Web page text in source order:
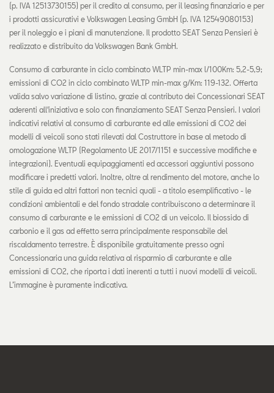
(p. IVA 12513730155) per il credito al consumo, per il leasing finanziario e per
i prodotti assicurativi e Volkswagen Leasing GmbH (p. IVA 12549080153)
per il noleggio e i piani di manutenzione. Il prodotto SEAT Senza Pensieri è
realizzato e distribuito da Volkswagen Bank GmbH.
Consumo di carburante in ciclo combinato WLTP min-max l/100Km: 5,2-5,9;
emissioni di CO2 in ciclo combinato WLTP min-max g/Km: 119-132. Offerta
valida salvo variazione di listino, grazie al contributo dei Concessionari SEAT
aderenti all'iniziativa e solo con finanziamento SEAT Senza Pensieri. I valori
indicativi relativi al consumo di carburante ed alle emissioni di CO2 dei
modelli di veicoli sono stati rilevati dal Costruttore in base al metodo di
omologazione WLTP (Regolamento UE 2017/1151 e successive modifiche e
integrazioni). Eventuali equipaggiamenti ed accessori aggiuntivi possono
modificare i predetti valori. Inoltre, oltre al rendimento del motore, anche lo
stile di guida ed altri fattori non tecnici quali - a titolo esemplificativo - le
condizioni ambientali e del fondo stradale contribuiscono a determinare il
consumo di carburante e le emissioni di CO2 di un veicolo. Il biossido di
carbonio e il gas ad effetto serra principalmente responsabile del
riscaldamento terrestre. È disponibile gratuitamente presso ogni
Concessionaria una guida relativa al risparmio di carburante e alle
emissioni di CO2, che riporta i dati inerenti a tutti i nuovi modelli di veicoli.
L’immagine è puramente indicativa.